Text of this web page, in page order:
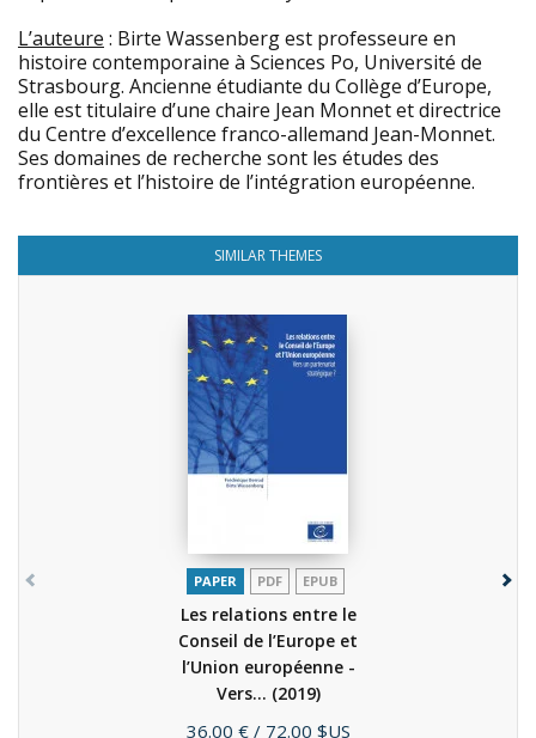
L’auteure : Birte Wassenberg est professeure en
histoire contemporaine à Sciences Po, Université de
Strasbourg. Ancienne étudiante du Collège d’Europe,
elle est titulaire d’une chaire Jean Monnet et directrice
du Centre d’excellence franco-allemand Jean-Monnet.
Ses domaines de recherche sont les études des
frontières et l’histoire de l’intégration européenne.
SIMILAR THEMES
PAPER PDF EPUB
Les relations entre le
Conseil de l’Europe et
l’Union européenne -
Vers... (2019)
Price
36.00 € / 72.00 $US